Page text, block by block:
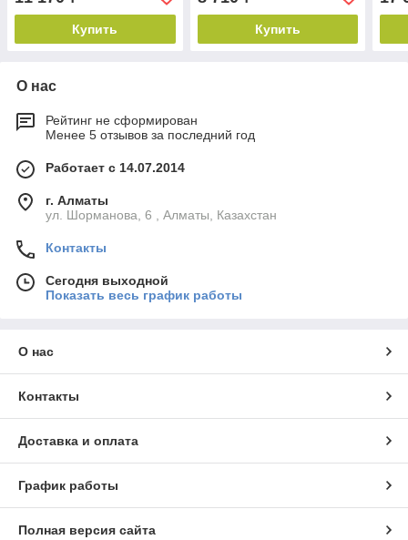
Купить Купить
О нас
Рейтинг не сформирован
Менее 5 отзывов за последний год
Работает с 14.07.2014
г. Алматы
ул. Шорманова, 6 , Алматы, Казахстан
Контакты
Сегодня выходной
Показать весь график работы
О нас
Контакты
Доставка и оплата
График работы
Полная версия сайта